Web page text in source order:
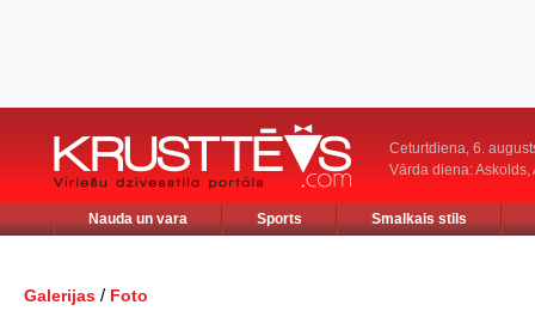
Ceturtdiena, 6.
Vārda diena: Askolds,
Nauda un vara Sports Smalkais stils
Galerijas / Foto